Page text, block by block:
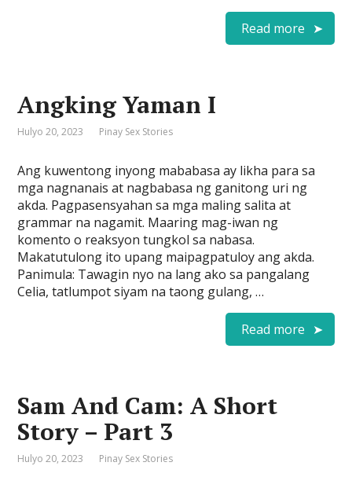
Read more
Angking Yaman I
Hulyo 20, 2023 Pinay Sex Stories
Ang kuwentong inyong mababasa ay likha para sa
mga nagnanais at nagbabasa ng ganitong uri ng
akda. Pagpasensyahan sa mga maling salita at
grammar na nagamit. Maaring mag-iwan ng
komento o reaksyon tungkol sa nabasa.
Makatutulong ito upang maipagpatuloy ang akda.
Panimula: Tawagin nyo na lang ako sa pangalang
Celia, tatlumpot siyam na taong gulang, …
Read more
Sam And Cam: A Short
Story – Part 3
Hulyo 20, 2023 Pinay Sex Stories